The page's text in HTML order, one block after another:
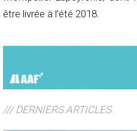
être livrée à l’été 2018.
/// DERNIERS ARTICLES